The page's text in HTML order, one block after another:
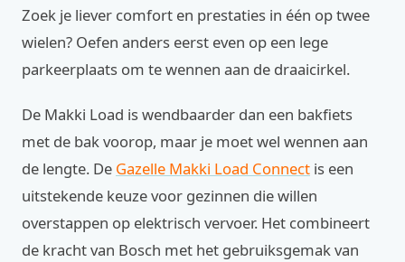
Zoek je liever comfort en prestaties in één op twee
wielen? Oefen anders eerst even op een lege
parkeerplaats om te wennen aan de draaicirkel.
De Makki Load is wendbaarder dan een bakfiets
met de bak voorop, maar je moet wel wennen aan
de lengte. De Gazelle Makki Load Connect is een
uitstekende keuze voor gezinnen die willen
overstappen op elektrisch vervoer. Het combineert
de kracht van Bosch met het gebruiksgemak van